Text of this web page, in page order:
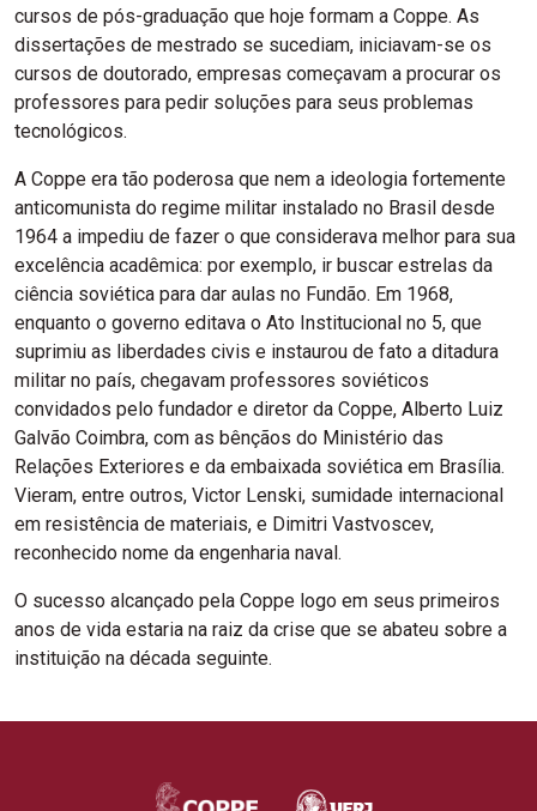
cursos de pós-graduação que hoje formam a Coppe. As
dissertações de mestrado se sucediam, iniciavam-se os
cursos de doutorado, empresas começavam a procurar os
professores para pedir soluções para seus problemas
tecnológicos.
A Coppe era tão poderosa que nem a ideologia fortemente
anticomunista do regime militar instalado no Brasil desde
1964 a impediu de fazer o que considerava melhor para sua
excelência acadêmica: por exemplo, ir buscar estrelas da
ciência soviética para dar aulas no Fundão. Em 1968,
enquanto o governo editava o Ato Institucional no 5, que
suprimiu as liberdades civis e instaurou de fato a ditadura
militar no país, chegavam professores soviéticos
convidados pelo fundador e diretor da Coppe, Alberto Luiz
Galvão Coimbra, com as bênçãos do Ministério das
Relações Exteriores e da embaixada soviética em Brasília.
Vieram, entre outros, Victor Lenski, sumidade internacional
em resistência de materiais, e Dimitri Vastvoscev,
reconhecido nome da engenharia naval.
O sucesso alcançado pela Coppe logo em seus primeiros
anos de vida estaria na raiz da crise que se abateu sobre a
instituição na década seguinte.